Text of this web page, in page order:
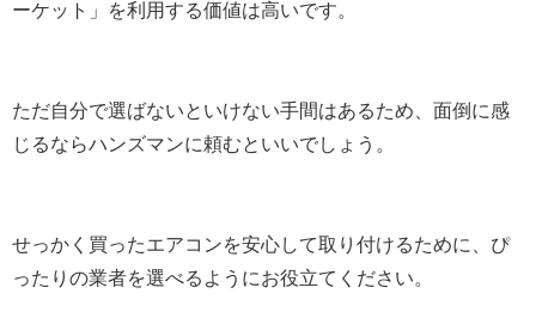
ーケット」を利用する価値は高いです。
ただ自分で選ばないといけない手間はあるため、面倒に感
じるならハンズマンに頼むといいでしょう。
せっかく買ったエアコンを安心して取り付けるために、ぴ
ったりの業者を選べるようにお役立てください。